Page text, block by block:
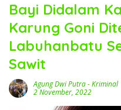
Bayi Didalam
Karung Goni
Labuhanbatu
Sawit
Agung Dwi Putra-Kriminal
2 November, 2022